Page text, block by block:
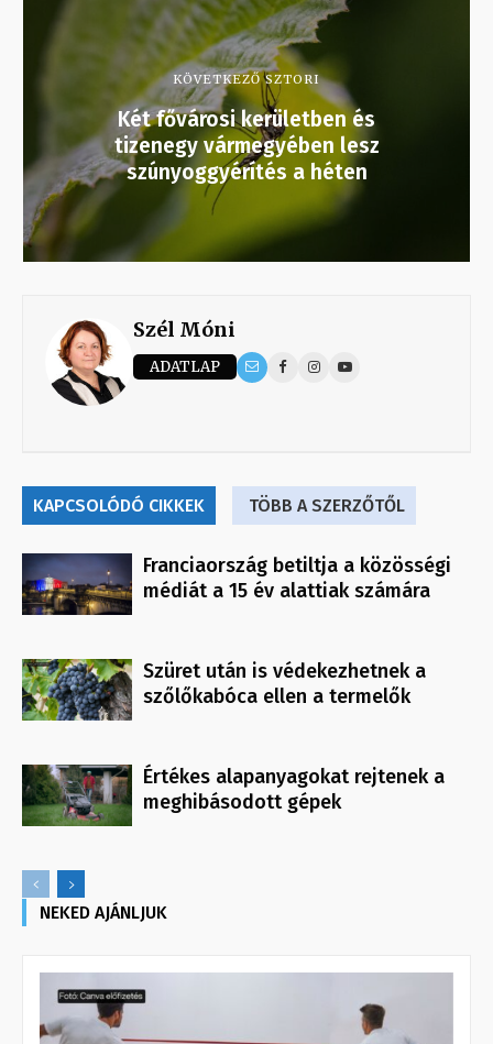
KÖVETKEZŐ SZTORI
Két fővárosi kerületben és
tizenegy vármegyében lesz
szúnyoggyérítés a héten
Szél Móni
ADATLAP
KAPCSOLÓDÓ CIKKEK TÖBB A SZERZŐTŐL
Franciaország betiltja a közösségi
médiát a 15 év alattiak számára
Szüret után is védekezhetnek a
szőlőkabóca ellen a termelők
Értékes alapanyagokat rejtenek a
meghibásodott gépek
NEKED AJÁNLJUK